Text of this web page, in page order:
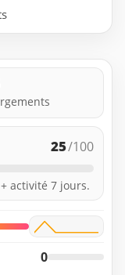
25/100
activité 7 jours.
0